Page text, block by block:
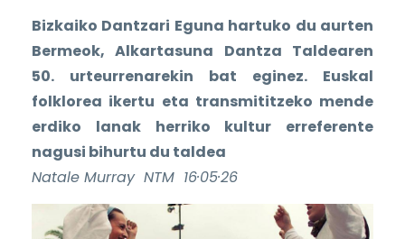
Bizkaiko Dantzari Eguna hartuko du aurten
Bermeok, Alkartasuna Dantza Taldearen
50. urteurrenarekin bat eginez. Euskal
folklorea ikertu eta transmititzeko mende
erdiko lanak herriko kultur erreferente
nagusi bihurtu du taldea
Natale Murray NTM 16·05·26